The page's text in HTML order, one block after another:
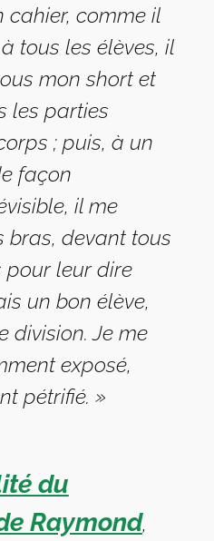
cahier, comme il
tous les élèves, il
mon short et
les parties
; puis, à un
façon
il me
bras, devant tous
pour leur dire
un bon élève,
division. Je me
exposé,
pétrifié. »
du
Raymond,